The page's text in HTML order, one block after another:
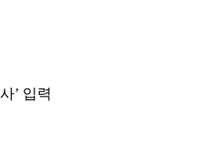
’ 입력